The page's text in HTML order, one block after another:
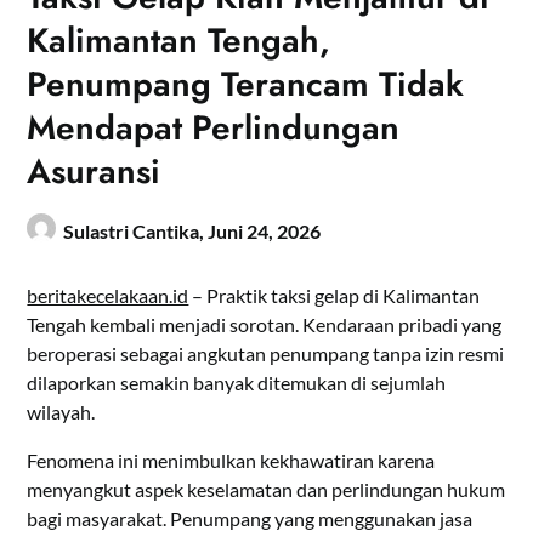
Kalimantan Tengah,
Penumpang Terancam Tidak
Mendapat Perlindungan
Asuransi
Sulastri Cantika, Juni 24, 2026
beritakecelakaan.id – Praktik taksi gelap di Kalimantan
Tengah kembali menjadi sorotan. Kendaraan pribadi yang
beroperasi sebagai angkutan penumpang tanpa izin resmi
dilaporkan semakin banyak ditemukan di sejumlah
wilayah.
Fenomena ini menimbulkan kekhawatiran karena
menyangkut aspek keselamatan dan perlindungan hukum
bagi masyarakat. Penumpang yang menggunakan jasa